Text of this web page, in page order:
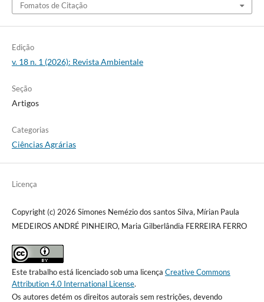
Fomatos de Citação
Edição
v. 18 n. 1 (2026): Revista Ambientale
Seção
Artigos
Categorias
Ciências Agrárias
Licença
Copyright (c) 2026 Simones Nemézio dos santos Silva, Mírian Paula
MEDEIROS ANDRÉ PINHEIRO, Maria Gilberlândia FERREIRA FERRO
Este trabalho está licenciado sob uma licença Creative Commons
Attribution 4.0 International License.
Os autores detém os direitos autorais sem restrições, devendo